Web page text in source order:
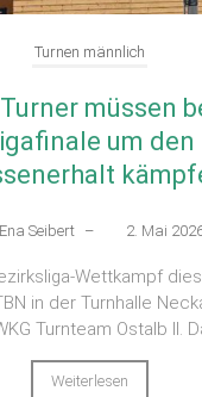
Turnen männlich
müssen
um den
Ena Seibert – 2. Mai
Wettkampf
in der Turnhalle
Turnteam Ostalb II.
Weiterlesen